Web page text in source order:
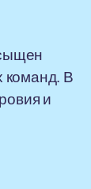
команд. В
и